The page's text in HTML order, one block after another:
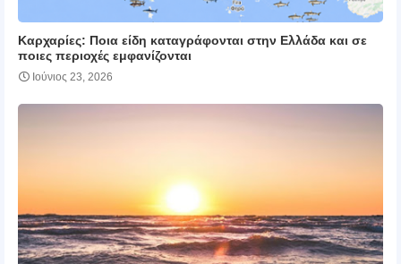
Καρχαρίες: Ποια είδη καταγράφονται στην Ελλάδα και σε
ποιες περιοχές εμφανίζονται
Ιούνιος 23, 2026